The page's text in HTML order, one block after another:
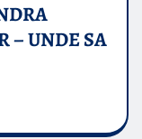
– UNDE SA